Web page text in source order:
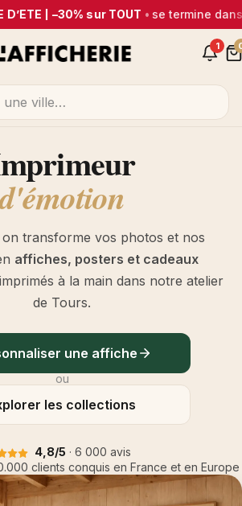
| –30% sur TOUT•se termine dans1j
1
on transforme vos photos et nos
affiches, posters et cadeaux
à la main dans notre atelier
de Tours.
une affiche
ou
les collections
4,8/5 · 6 000 avis
clients conquis en France et en Europe